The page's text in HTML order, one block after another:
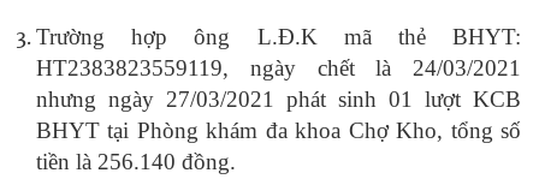
Trường hợp ông L.Đ.K mã thẻ BHYT:
HT2383823559119, ngày chết là 24/03/2021
nhưng ngày 27/03/2021 phát sinh 01 lượt KCB
BHYT tại Phòng khám đa khoa Chợ Kho, tổng số
tiền là 256.140 đồng.